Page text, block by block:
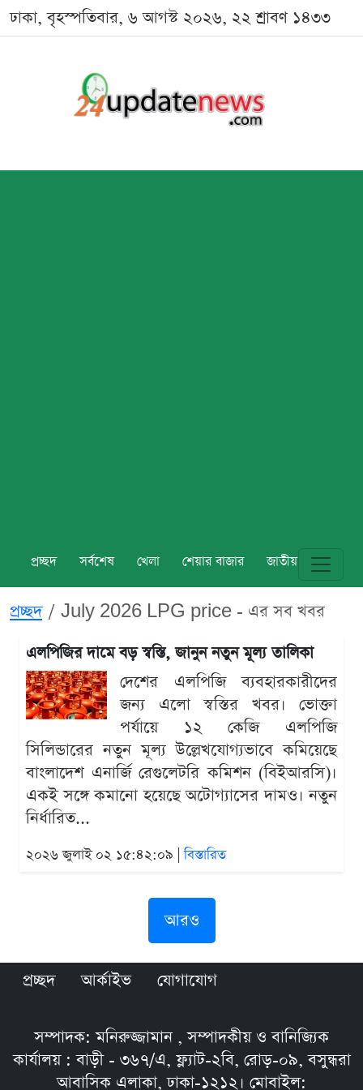
ঢাকা, বৃহস্পতিবার, ৬ আগস্ট ২০২৬, ২২ শ্রাবণ ১৪৩৩
প্রচ্ছদ সর্বশেষ খেলা শেয়ার বাজার জাতীয় বিশ্ব
প্রচ্ছদ July 2026 LPG price - এর সব খবর
এলপিজির দামে বড় স্বস্তি, জানুন নতুন মূল্য তালিকা
দেশের এলপিজি ব্যবহারকারীদের
জন্য এলো স্বস্তির খবর। ভোক্তা
পর্যায়ে ১২ কেজি এলপিজি
সিলিন্ডারের নতুন মূল্য উল্লেখযোগ্যভাবে কমিয়েছে
বাংলাদেশ এনার্জি রেগুলেটরি কমিশন (বিইআরসি)।
একই সঙ্গে কমানো হয়েছে অটোগ্যাসের দামও। নতুন
নির্ধারিত...
২০২৬ জুলাই ০২ ১৫:৪২:০৯ |বিস্তারিত
আরও
প্রচ্ছদ আর্কাইভ যোগাযোগ
সম্পাদক: মনিরুজ্জামান , সম্পাদকীয় ও বানিজ্যিক
কার্যালয় : বাড়ী - ৩৬৭/এ, ফ্ল্যাট-২বি, রোড়-০৯, বসুন্ধরা
আবাসিক এলাকা, ঢাকা-১২১২। মোবাইল: